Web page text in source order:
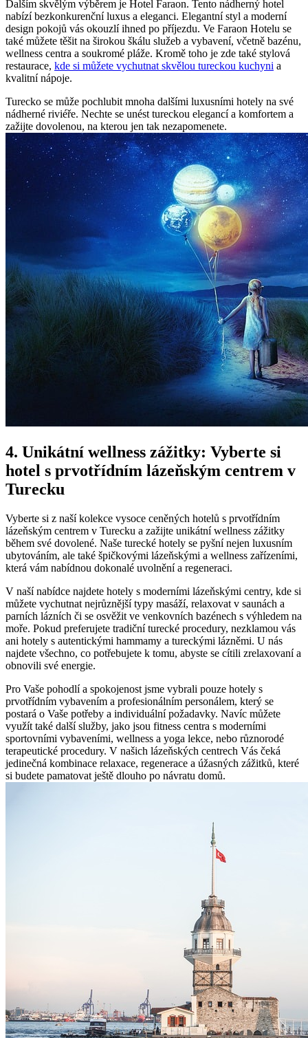
Dalším skvělým výběrem je Hotel Faraon. Tento nádherný hotel
nabízí bezkonkurenční luxus a eleganci. Elegantní styl a moderní
design pokojů vás okouzlí ihned po příjezdu. Ve Faraon Hotelu se
také můžete těšit na širokou škálu služeb a vybavení, včetně bazénu,
wellness centra a soukromé pláže. Kromě toho je zde také stylová
restaurace, kde si můžete vychutnat skvělou tureckou kuchyni a
kvalitní nápoje.
Turecko se může pochlubit mnoha dalšími luxusními hotely na své
nádherné riviéře. Nechte se unést tureckou elegancí a komfortem a
zažijte dovolenou, na kterou jen tak nezapomenete.
4. Unikátní wellness zážitky: Vyberte si
hotel s prvotřídním lázeňským centrem v
Turecku
Vyberte si z naší kolekce vysoce ceněných hotelů s prvotřídním
lázeňským centrem v Turecku a zažijte unikátní wellness zážitky
během své dovolené. Naše turecké hotely se pyšní nejen luxusním
ubytováním, ale také špičkovými lázeňskými a wellness zařízeními,
která vám nabídnou dokonalé uvolnění a regeneraci.
V naší nabídce najdete hotely s moderními lázeňskými centry, kde si
můžete vychutnat nejrůznější typy masáží, relaxovat v saunách a
parních lázních či se osvěžit ve venkovních bazénech s výhledem na
moře. Pokud preferujete tradiční turecké procedury, nezklamou vás
ani hotely s autentickými hammamy a tureckými lázněmi. U nás
najdete všechno, co potřebujete k tomu, abyste se cítili zrelaxovaní a
obnovili své energie.
Pro Vaše pohodlí a spokojenost jsme vybrali pouze hotely s
prvotřídním vybavením a profesionálním personálem, který se
postará o Vaše potřeby a individuální požadavky. Navíc můžete
využít také další služby, jako jsou fitness centra s moderními
sportovními vybaveními, wellness a yoga lekce, nebo různorodé
terapeutické procedury. V našich lázeňských centrech Vás čeká
jedinečná kombinace relaxace, regenerace a úžasných zážitků, které
si budete pamatovat ještě dlouho po návratu domů.